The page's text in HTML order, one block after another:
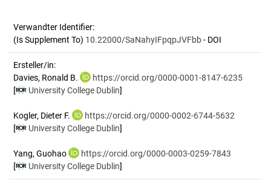
Verwandter Identifier:
(Is Supplement To) 10.22000/SaNahyIFpqpJVFbb- DOI
Ersteller/in:
Davies, Ronald B.
https://orcid.org/0000-0001-8147-6235
[
University College Dublin]
Kogler, Dieter F.
https://orcid.org/0000-0002-6744-5632
[
University College Dublin]
Yang, Guohao
https://orcid.org/0000-0003-0259-7843
[
University College Dublin]